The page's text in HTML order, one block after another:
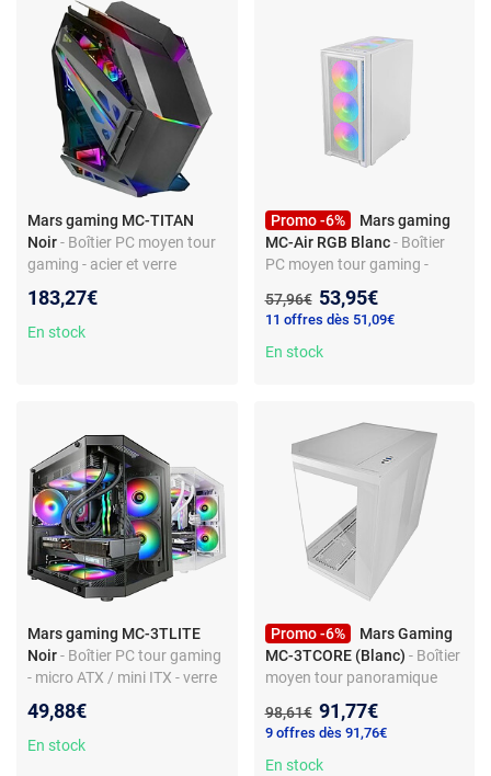
Mars gaming MC-TITAN
Noir- Boîtier PC moyen tour
gaming - acier et verre
3.0 - audio
183,27€
En stock
Promo -6%
Mars gaming
MC-Air RGB Blanc - Boîtier
PC moyen tour gaming -
ventilateurs fournis - ATX -
USB 3.0
Ancien prix :
57,96€ Nouveau prix :
53,95€
11 offres dès 51,09€
En stock
Mars gaming MC-3TLITE
Noir- Boîtier PC tour gaming
- micro ATX / mini ITX - verre
watercooling - USB 3.0
49,88€
En stock
Promo -6%
Mars Gaming
MC-3TCORE (Blanc) - Boîtier
moyen tour panoramique
trempé - Compatible ASUS
BTF et MSI Project Zero
Ancien prix :
98,61€ Nouveau prix :
91,77€
9 offres dès 91,76€
En stock